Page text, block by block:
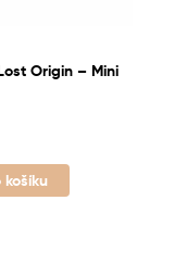
Origin – Mini